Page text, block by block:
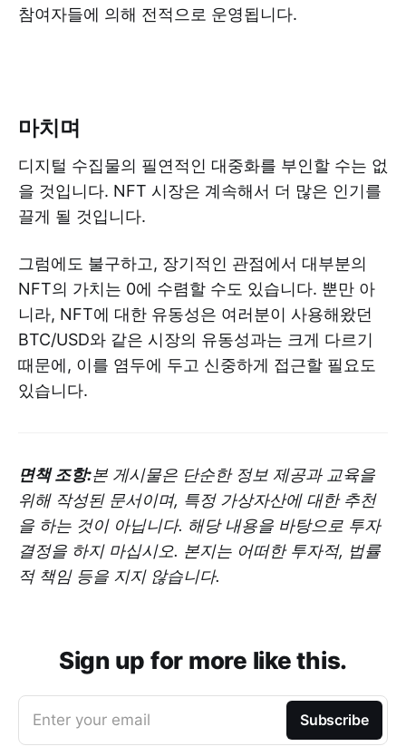
참여자들에 의해 전적으로 운영됩니다.
마치며
디지털 수집물의 필연적인 대중화를 부인할 수는 없
을 것입니다. NFT 시장은 계속해서 더 많은 인기를
끌게 될 것입니다.
그럼에도 불구하고, 장기적인 관점에서 대부분의
NFT의 가치는 0에 수렴할 수도 있습니다. 뿐만 아
니라, NFT에 대한 유동성은 여러분이 사용해왔던
BTC/USD와 같은 시장의 유동성과는 크게 다르기
때문에, 이를 염두에 두고 신중하게 접근할 필요도
있습니다.
면책 조항:본 게시물은 단순한 정보 제공과 교육을
위해 작성된 문서이며, 특정 가상자산에 대한 추천
을 하는 것이 아닙니다. 해당 내용을 바탕으로 투자
결정을 하지 마십시오. 본지는 어떠한 투자적, 법률
적 책임 등을 지지 않습니다.
Sign up for more like this.
Enter your email Subscribe